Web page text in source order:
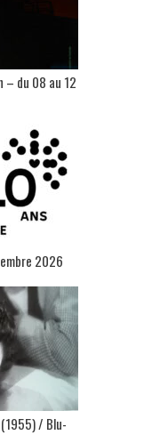
– du 08 au 12
2026
/ Blu-